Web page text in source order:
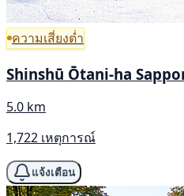
ความเสี่ยงต่ำ
Shinshū Ōtani-ha
5.0 km
1,722 เหตุการณ์
แจ้งเตือน